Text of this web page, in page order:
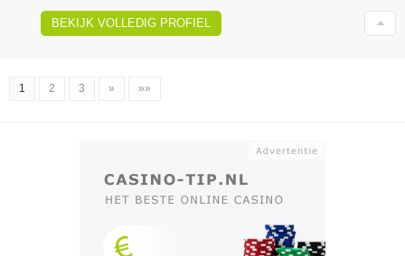
BEKIJK VOLLEDIG PROFIEL
1 2 3 » »»